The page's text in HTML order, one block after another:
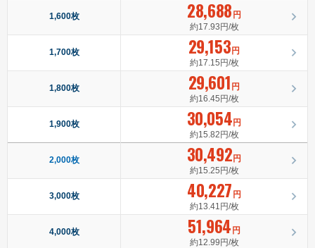
1,600枚 28,688 円
約17.93円/枚
1,700枚 29,153円
約17.15円/枚
1,800枚 29,601 円
約16.45円/枚
1,900枚 30,054円
約15.82円/枚
2,000枚 30,492円
約15.25円/枚
3,000枚 40,227 円
約13.41円/枚
4,000枚 51,964 円
約12.99円/枚